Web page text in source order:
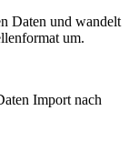
Daten und wandelt
um.
Import nach